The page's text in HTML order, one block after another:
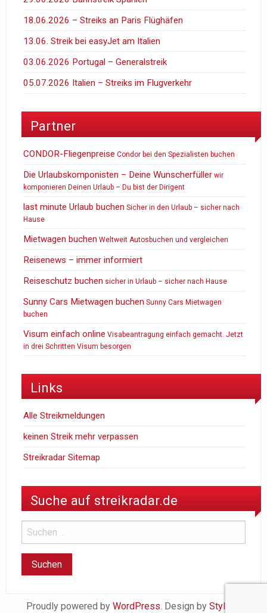
18.06.2026 – Streiks an Paris Flüghäfen
13.06. Streik bei easyJet am Italien
03.06.2026 Portugal – Generalstreik
05.07.2026 Italien – Streiks im Flugverkehr
Partner
CONDOR-Fliegenpreise Condor bei den Spezialisten buchen
Die Urlaubskomponisten – Deine Wunscherfüller wir
komponieren Deinen Urlaub – Du bist der Dirigent
last minute Urlaub buchen Sicher in den Urlaub – sicher nach
Hause
Mietwagen buchen Weltweit Autosbuchen und vergleichen
Reisenews – immer informiert
Reiseschutz buchen sicher in Urlaub – sicher nach Hause
Sunny Cars Mietwagen buchen Sunny Cars Mietwagen
buchen
Visum einfach online Visabeantragung einfach gemacht. Jetzt
in drei Schritten Visum besorgen
Links
Alle Streikmeldungen
keinen Streik mehr verpassen
Streikradar Sitemap
Suche auf streikradar.de
Proudly powered by WordPress. Design by StylishWP